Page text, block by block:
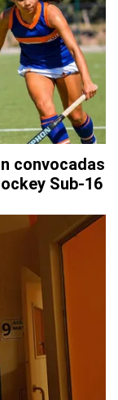
convocadas
Sub-16